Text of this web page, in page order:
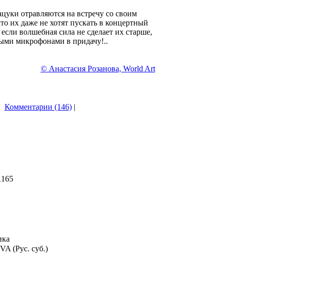
отравляются на встречу со своим
даже не хотят пускать в концертный
волшебная сила не сделает их старше,
микрофонами в придачу!..
© Анастасия Розанова, World Art
Комментарии (146)|
(Рус. суб.)